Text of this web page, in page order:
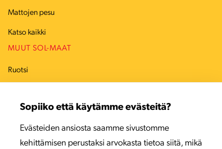
Sopiiko että käytämme evästeitä?
Evästeiden ansiosta saamme sivustomme
kehittämisen perustaksi arvokasta tietoa siitä, mikä
Mattojen pesu
Katso kaikki
MUUT SOL-MAAT
Ruotsi
Viro
Latvia